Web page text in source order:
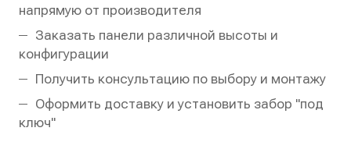
напрямую от производителя
Заказать панели различной высоты и
конфигурации
Получить консультацию по выбору и монтажу
Оформить доставку и установить забор "под
ключ"